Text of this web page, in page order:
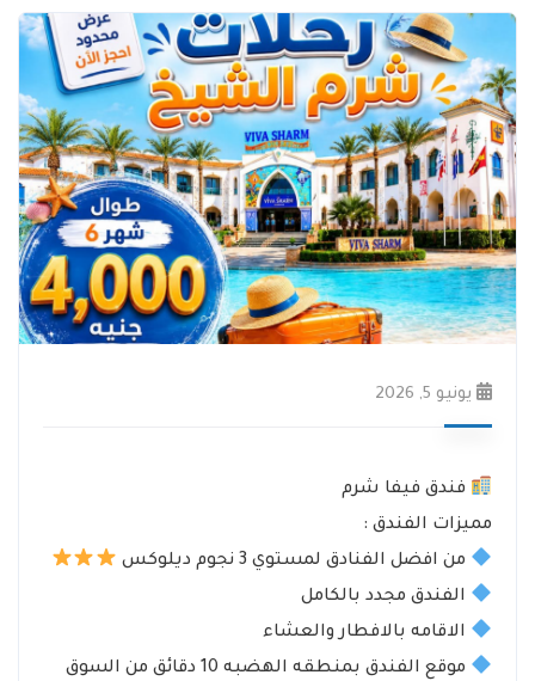
يونيو 5, 2026
فندق فيفا شرم
مميزات الفندق :
من افضل الفنادق لمستوي
الفندق مجدد بالكامل
الاقامه بالافطار والعشاء
موقع الفندق بمنطقه الهضبه 10 دقائق من السوق